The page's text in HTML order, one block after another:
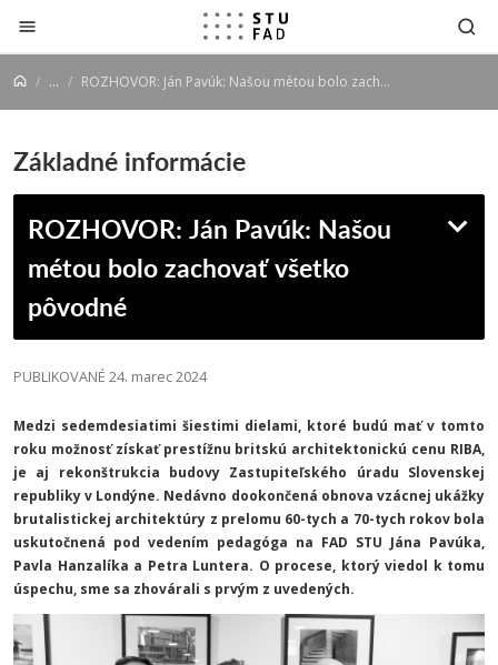
Prejsť na obsah
... ROZHOVOR: Ján Pavúk: Našou métou bolo zachovať všetko pôvodné
Základné informácie
ROZHOVOR: Ján Pavúk: Našou
métou bolo zachovať všetko
pôvodné
PUBLIKOVANÉ 24. marec 2024
Medzi sedemdesiatimi šiestimi dielami, ktoré budú mať v tomto
roku možnosť získať prestížnu britskú architektonickú cenu RIBA,
je aj rekonštrukcia budovy Zastupiteľského úradu Slovenskej
republiky v Londýne. Nedávno dookončená obnova vzácnej ukážky
brutalistickej architektúry z prelomu 60-tych a 70-tych rokov bola
uskutočnená pod vedením pedagóga na FAD STU Jána Pavúka,
Pavla Hanzalíka a Petra Luntera. O procese, ktorý viedol k tomu
úspechu, sme sa zhovárali s prvým z uvedených.